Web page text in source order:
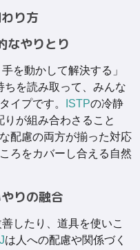
り方
なやりとり
を動かして解決する」
ちを読み取って、みんな
イプです。
ISTPの冷静
りが組み合わさること
配慮の両方が揃った対応
ろをカバーし合える自然
りの融合
したり、道具を使いこ
は人への配慮や関係づく